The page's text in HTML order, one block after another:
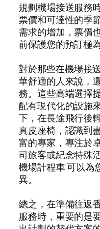
規劃機場接送服務
票價和可達性的季
需求的增加，票價
前保護您的預訂極
對於那些在機場接
華舒適的人來說，
務。這些高端選擇
配有現代化的設施
下，在長途飛行後
真皮座椅，認識到
富的專家，專注於
司旅客或紀念特殊
機場計程車 可以為
異。
總之，在準備往返
服務時，重要的是